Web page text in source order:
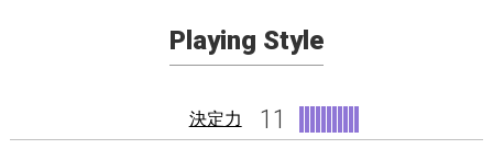
Playing Style
決定力 11